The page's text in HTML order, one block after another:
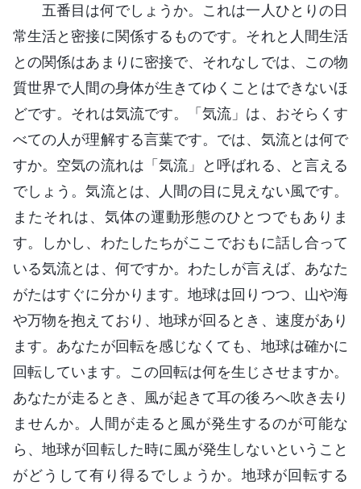
五番目は何でしょうか。これは一人ひとりの日
常生活と密接に関係するものです。それと人間生活
との関係はあまりに密接で、それなしでは、この物
質世界で人間の身体が生きてゆくことはできないほ
どです。それは気流です。「気流」は、おそらくす
べての人が理解する言葉です。では、気流とは何で
すか。空気の流れは「気流」と呼ばれる、と言える
でしょう。気流とは、人間の目に見えない風です。
またそれは、気体の運動形態のひとつでもありま
す。しかし、わたしたちがここでおもに話し合って
いる気流とは、何ですか。わたしが言えば、あなた
がたはすぐに分かります。地球は回りつつ、山や海
や万物を抱えており、地球が回るとき、速度があり
ます。あなたが回転を感じなくても、地球は確かに
回転しています。この回転は何を生じさせますか。
あなたが走るとき、風が起きて耳の後ろへ吹き去り
ませんか。人間が走ると風が発生するのが可能な
ら、地球が回転した時に風が発生しないということ
がどうして有り得るでしょうか。地球が回転する